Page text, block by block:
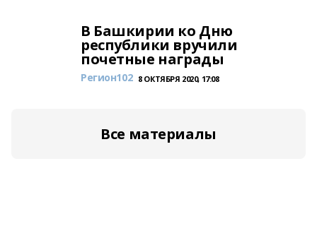
В Башкирии ко Дню
республики вручили
почетные награды
Регион102 8 ОКТЯБРЯ 2020, 17:08
Все материалы